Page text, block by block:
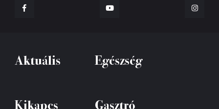
Aktuális Egészség
Kikapcs Gasztró